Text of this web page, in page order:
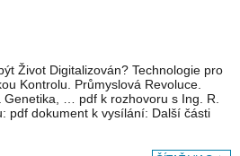
Život Digitalizován? Technologie pro
Kontrolu. Průmyslová Revoluce.
Genetika, … pdf k rozhovoru s Ing. R.
pdf dokument k vysílání: Další části